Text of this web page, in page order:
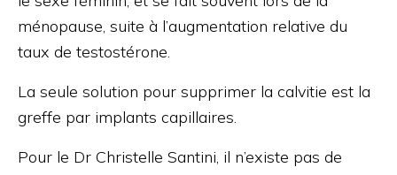
ménopause, suite à l’augmentation relative du
taux de testostérone.
La seule solution pour supprimer la calvitie est la
greffe par implants capillaires.
Pour le Dr Christelle Santini, il n’existe pas de